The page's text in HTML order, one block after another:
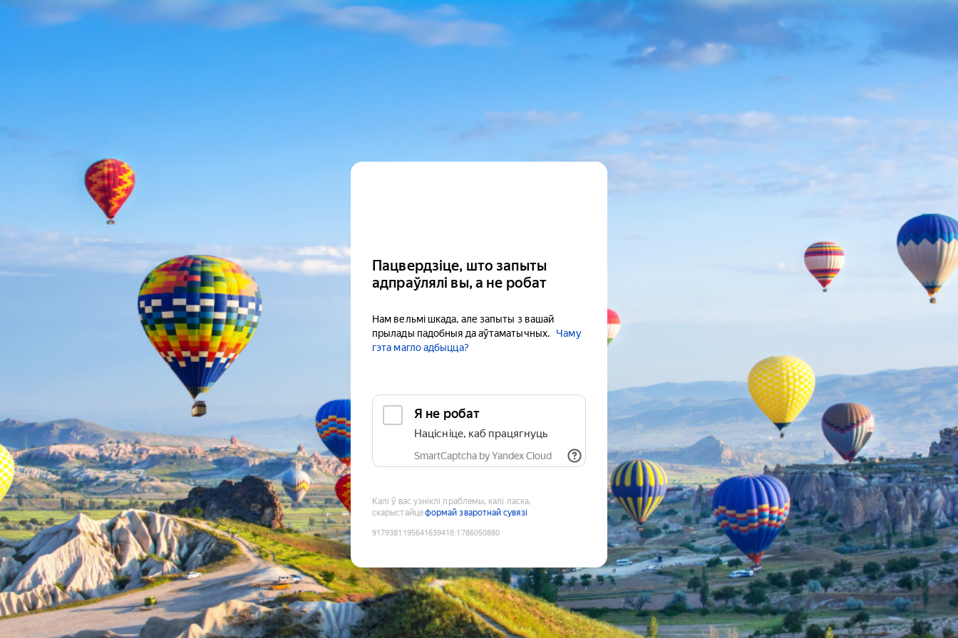
Пацвердзіце, што запыты
адпраўлялі вы, а не робат
Нам вельмі шкада, але запыты з вашай
прылады падобныя да аўтаматычных.
Чаму
гэта магло адбыцца?
Я не робат
Націсніце, каб працягнуць
SmartCaptcha by Yandex Cloud
Калі ў вас узніклі праблемы, калі ласка,
скарыстайцеформай зваротнай сувязі
9179381195641639418:1786050880